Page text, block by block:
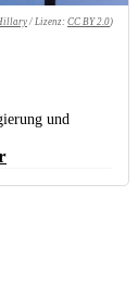
/ Lizenz: CC BY 2.0)
und